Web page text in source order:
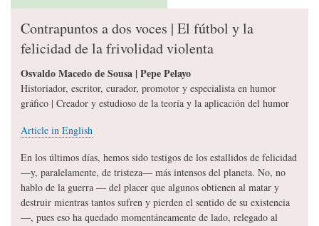
Contrapuntos a dos voces | El fútbol y la
felicidad de la frivolidad violenta
Osvaldo Macedo de Sousa | Pepe Pelayo
Historiador, escritor, curador, promotor y especialista en humor
gráfico | Creador y estudioso de la teoría y la aplicación del humor
Article in English
En los últimos días, hemos sido testigos de los estallidos de felicidad
—y, paralelamente, de tristeza— más intensos del planeta. No, no
hablo de la guerra — del placer que algunos obtienen al matar y
destruir mientras tantos sufren y pierden el sentido de su existencia
—, pues eso ha quedado momentáneamente de lado, relegado al